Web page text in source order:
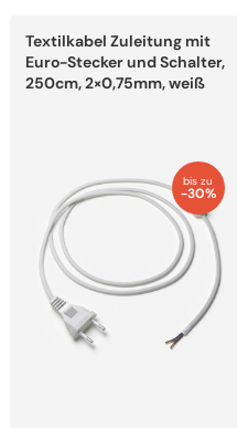
Textilkabel Zuleitung mit
Euro-Stecker und Schalter,
250cm, 2×0,75mm, weiß
bis zu
-30%
Produkt
weist
mehrere
Produktseite
gewählt
werden